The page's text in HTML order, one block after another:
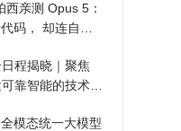
亲测 Opus 5：
码， 却连自己
程揭晓｜聚焦
靠智能的技术路
模态统一大模型